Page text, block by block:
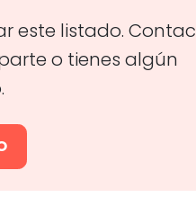
este listado.
o tienes algún